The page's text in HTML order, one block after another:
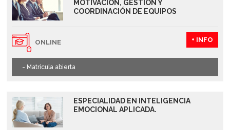
MOTIVACIÓN, GESTIÓN Y
COORDINACIÓN DE EQUIPOS
ONLINE + INFO
- Matrícula abierta
ESPECIALIDAD EN INTELIGENCIA
EMOCIONAL APLICADA.